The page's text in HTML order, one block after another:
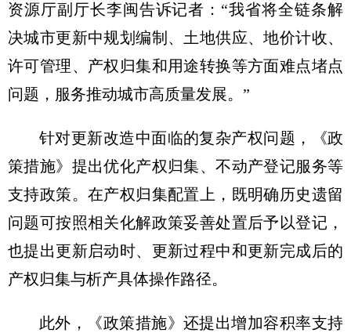
资源厅副厅长李闽告诉记者：“我省将全链条解
决城市更新中规划编制、土地供应、地价计收、
许可管理、产权归集和用途转换等方面难点堵点
问题，服务推动城市高质量发展。”
针对更新改造中面临的复杂产权问题，《政
策措施》提出优化产权归集、不动产登记服务等
支持政策。在产权归集配置上，既明确历史遗留
问题可按照相关化解政策妥善处置后予以登记，
也提出更新启动时、更新过程中和更新完成后的
产权归集与析产具体操作路径。
此外，《政策措施》还提出增加容积率支持